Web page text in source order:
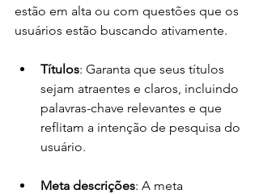
estão em alta ou com questões que os
usuários estão buscando ativamente.
Títulos: Garanta que seus títulos
sejam atraentes e claros, incluindo
palavras-chave relevantes e que
reflitam a intenção de pesquisa do
usuário.
Meta descrições: A meta